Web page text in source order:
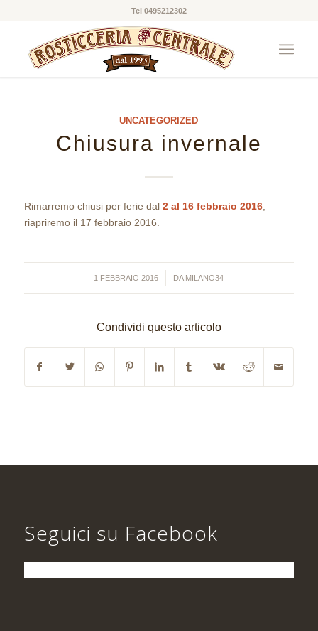
Tel 0495212302
UNCATEGORIZED
Chiusura invernale
Rimarremo chiusi per ferie dal2 al 16 febbraio 2016;
riapriremo il 17 febbraio 2016.
1 FEBBRAIO 2016
/ DA MILANO34
Condividi questo articolo
Seguici su Facebook